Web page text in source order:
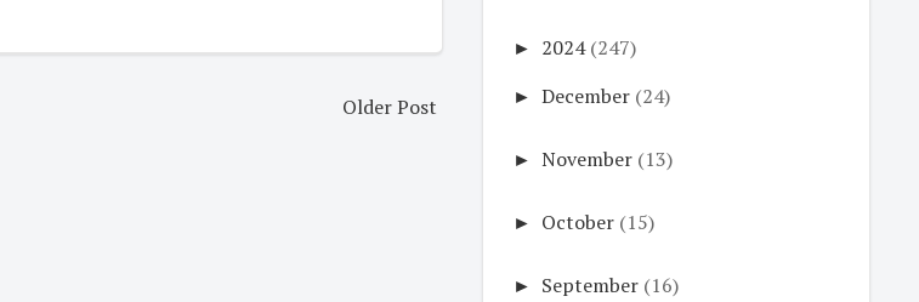
Older Post
► 2024 (247)
► December (24)
► November (13)
► October (15)
► September (16)